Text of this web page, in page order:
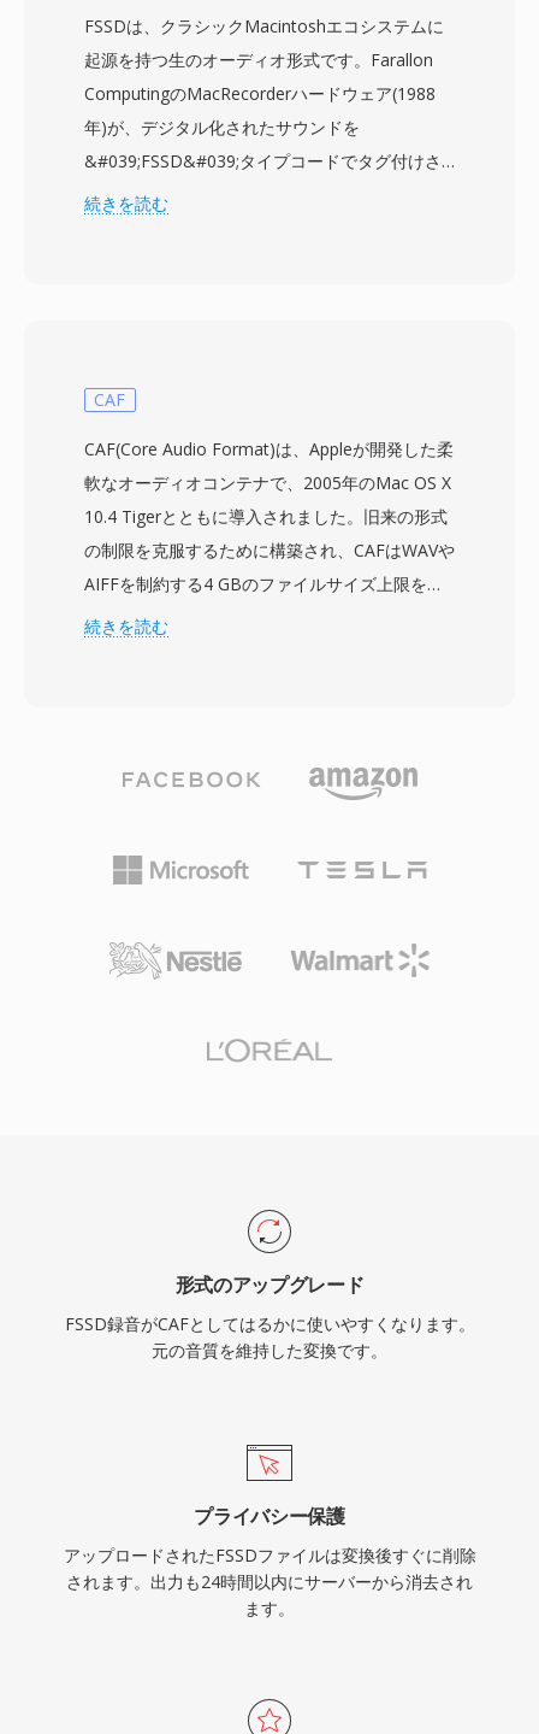
FSSDは、クラシックMacintoshエコシステムに
起源を持つ生のオーディオ形式です。Farallon
ComputingのMacRecorderハードウェア(1988
年)が、デジタル化されたサウンドを
&#039;FSSD&#039;タイプコードでタグ付けさ
れたリソースフォークエントリに符号なし8ビッ
ルのフラットストリームを含むヘッダーレスファ
やチャンネル数などの再生パラメータは外部から
提供する必要があります。元のMacRecorderは
通常モノラルで最大22 kHzまでキャプチャして
いましたが、生データを解釈する際には任意のサ
ンプルレートが有効です。FSSDとその圧縮コン
パニオン形式HCOM(同じ基礎データにHuffman
ROM、システムアラートサウンドはこのエンコ
ーディングに大きく依存していました。生の
とです — コンテナのオーバーヘッドがなく、オ
8ビットPCMを処理できるあらゆるツールで読み
取れます。この形式のデジタルアーキビストにと
をWAVなどの最新コンテナに変換すると元のオ
続きを読む
CAF
CAF(Core Audio Format)は、Appleが開発した柔
軟なオーディオコンテナで、2005年のMac OS X
10.4 Tigerとともに導入されました。旧来の形式
の制限を克服するために構築され、CAFはWAVや
AIFFを制約する4 GBのファイルサイズ上限を排
除し、理論上は無制限の長さをサポートします。
ウト、マーカー領域、アノテーション、MIDIデ
オを格納します。決定的な利点は、極めて長い録
音の処理です — 放送局やフィールドレコーディ
オをキャプチャできます。柔軟なコーデックサポ
圧縮音声であれ、1つのコンテナで対応できま
す。多様性とスケーラビリティの両方を必要とす
るAppleエコシステムのワークフローにとって、
CAFは非常に優れた選択肢です。
続きを読む
形式のアップグレード
FSSD録音がCAFとしてはるかに使いやすくなります。
元の音質を維持した変換です。
プライバシー保護
アップロードされたFSSDファイルは変換後すぐに削除
されます。出力も24時間以内にサーバーから消去され
ます。